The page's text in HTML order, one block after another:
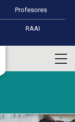
Profesores
RAAI